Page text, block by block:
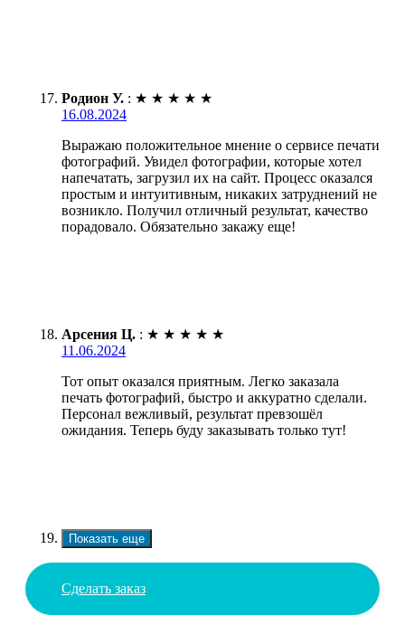
Родион У. : ★ ★ ★ ★ ★
16.08.2024
Выражаю положительное мнение о сервисе печати
фотографий. Увидел фотографии, которые хотел
напечатать, загрузил их на сайт. Процесс оказался
простым и интуитивным, никаких затруднений не
возникло. Получил отличный результат, качество
порадовало. Обязательно закажу еще!
Арсения Ц. : ★ ★ ★ ★ ★
11.06.2024
Тот опыт оказался приятным. Легко заказала
печать фотографий, быстро и аккуратно сделали.
Персонал вежливый, результат превзошёл
ожидания. Теперь буду заказывать только тут!
Показать еще
Сделать заказ